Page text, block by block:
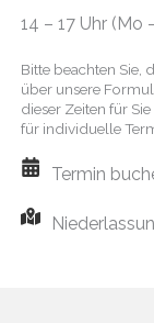
14 – 17 Uhr (Mo
Bitte beachten Sie,
über unsere
dieser Zeiten für
für individuelle
Termin